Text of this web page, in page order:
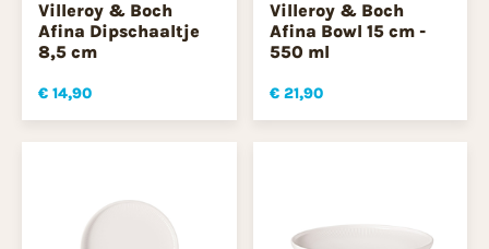
Villeroy & Boch
Afina Dipschaaltje
8,5 cm
€ 14,90
Villeroy & Boch
Afina Bowl 15 cm -
550 ml
€ 21,90